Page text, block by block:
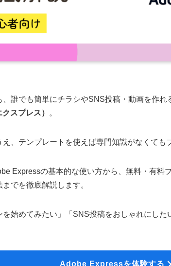
、誰でも簡単にチラシやSNS投稿・動画を作れ
スプレス）
。
、テンプレートを使えば専門知識がなくても
Expressの基本的な使い方から、無料・有料
でを徹底解説します。
を始めてみたい」「SNS投稿をおしゃれにした
Adobe Expressを体験する